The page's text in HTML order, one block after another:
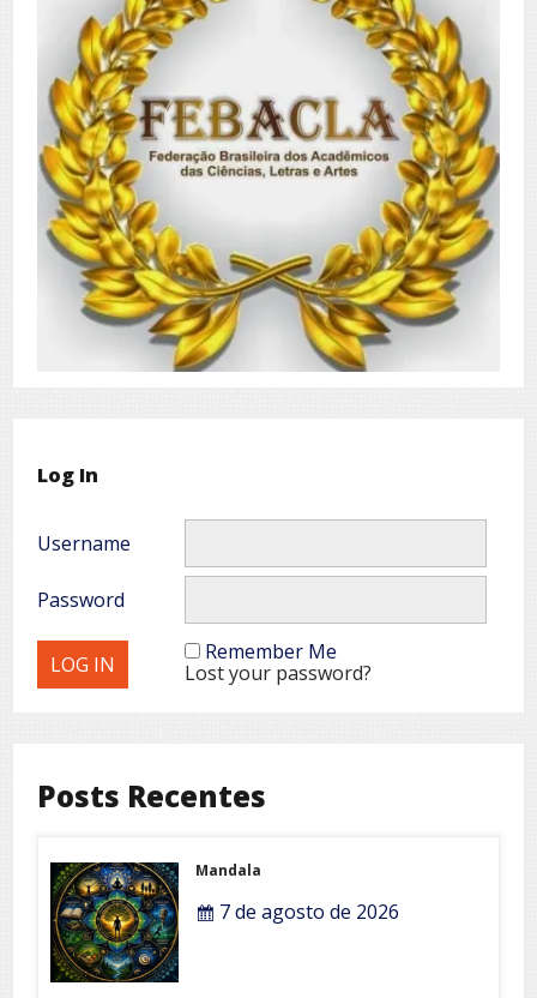
Log In
Username
Password
Remember Me
Lost your password?
Posts Recentes
Mandala
7 de agosto de 2026